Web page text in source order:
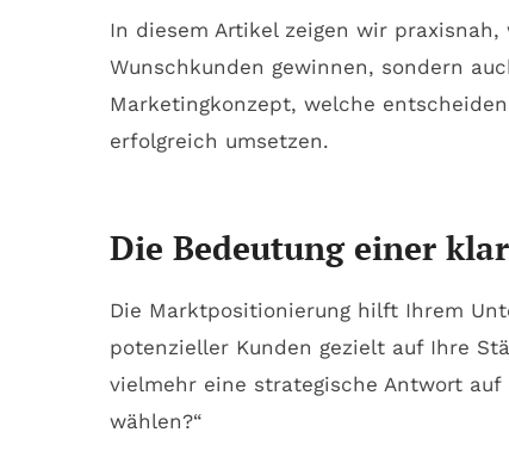
In diesem Artikel zeigen wir
Wunschkunden gewinnen, sondern
Marketingkonzept, welche
erfolgreich umsetzen.
Die Bedeutung einer
Die Marktpositionierung hilft Ihrem
potenzieller Kunden gezielt auf Ihre
vielmehr eine strategische Antwort
wählen?“